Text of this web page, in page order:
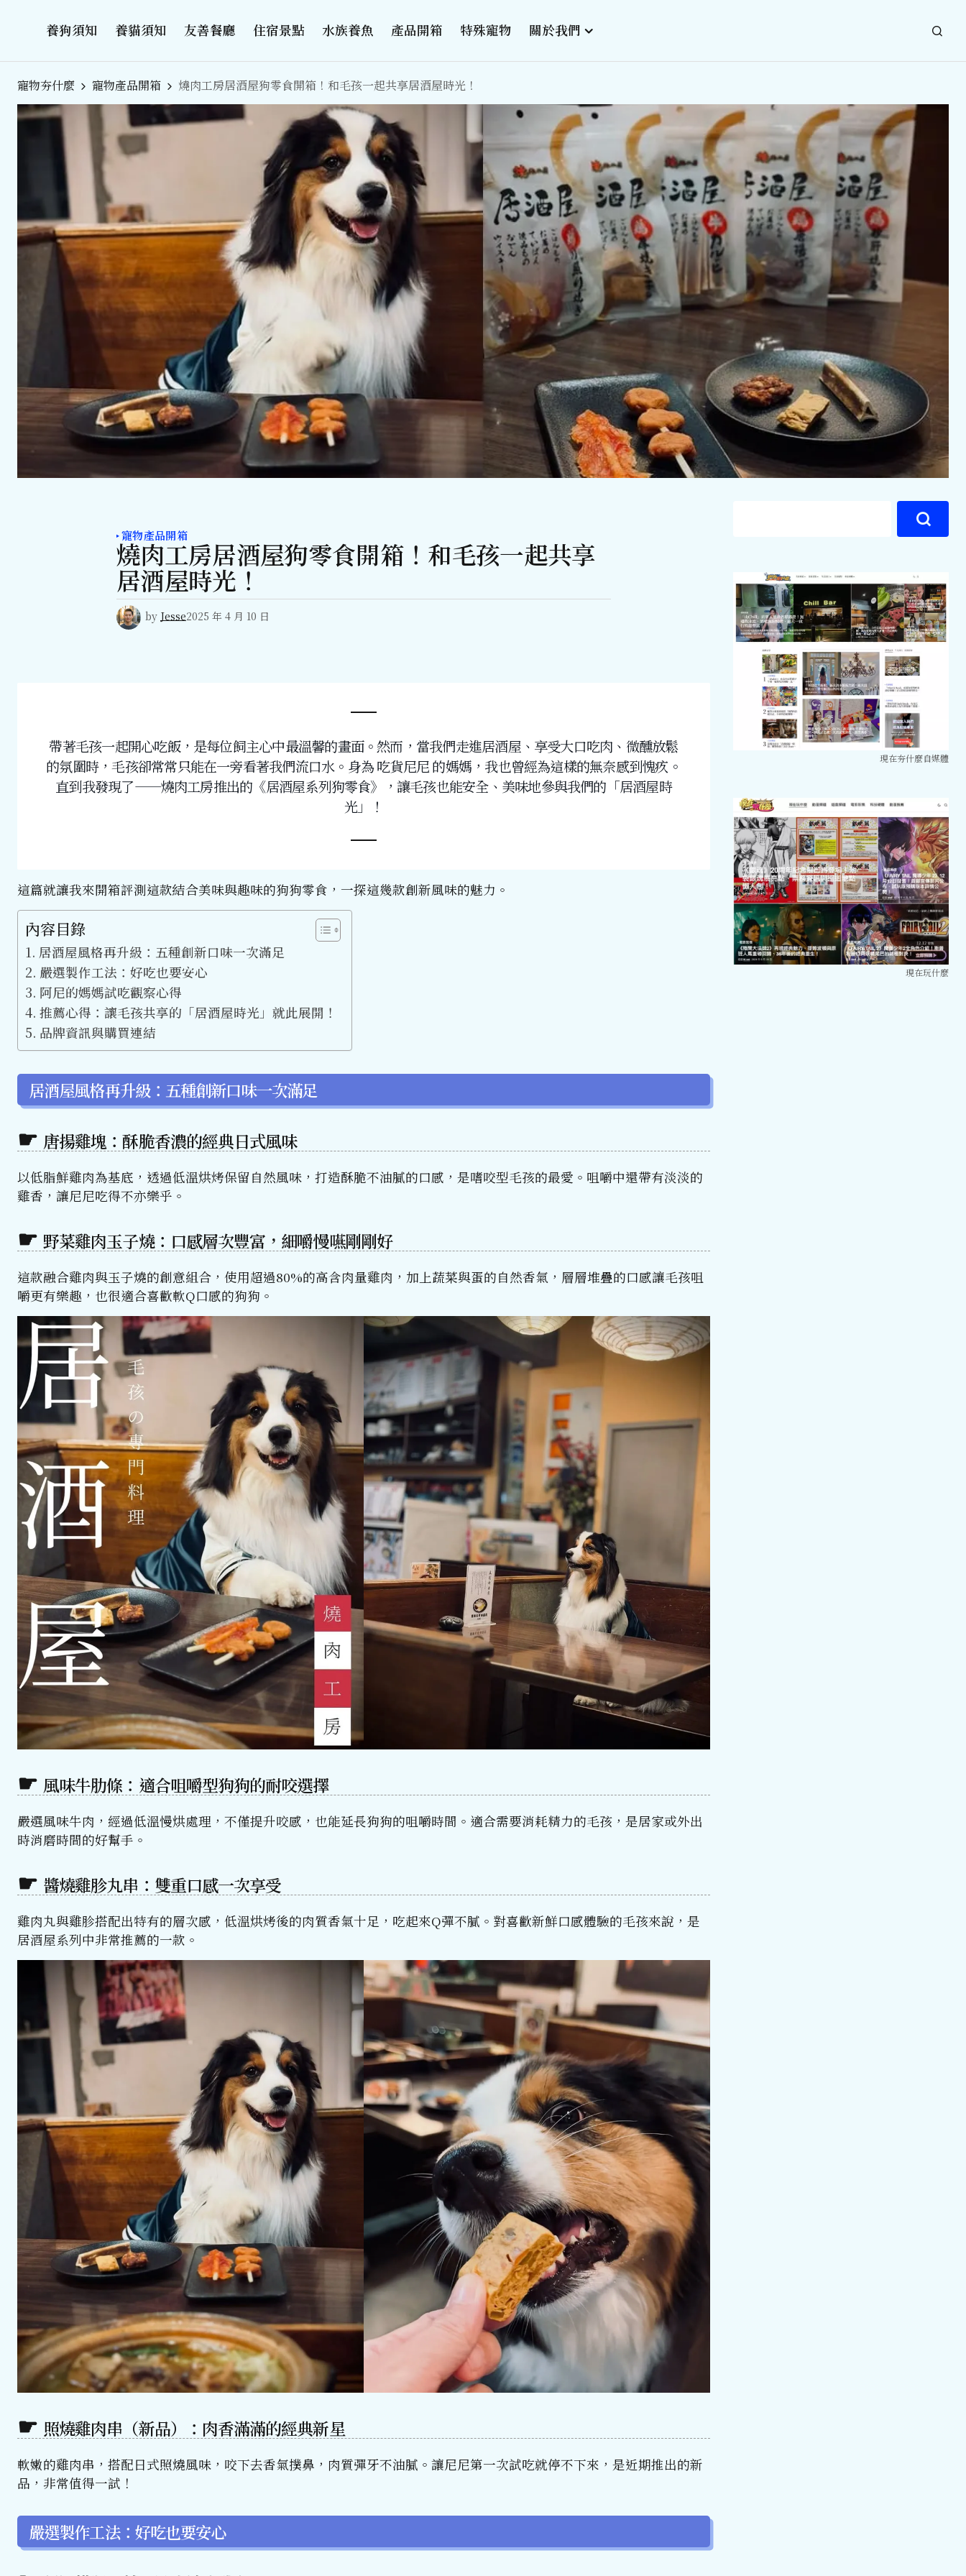
養狗須知 養貓須知 友善餐廳 住宿景點 水族養魚 產品開箱 特殊寵物 關於我們
寵物夯什麼 寵物產品開箱 燒肉工房居酒屋狗零食開箱！和毛孩一起共享居酒屋時光！
寵物產品開箱
燒肉工房居酒屋狗零食開箱！和毛孩一起共享
居酒屋時光！
by Jesse2025 年 4 月 10 日
帶著毛孩一起開心吃飯，是每位飼主心中最溫馨的畫面。然而，當我們走進居酒屋、享受大口吃肉、微醺放鬆
的氛圍時，毛孩卻常常只能在一旁看著我們流口水。身為 吃貨尼尼 的媽媽，我也曾經為這樣的無奈感到愧疚。
直到我發現了——燒肉工房推出的《居酒屋系列狗零食》，讓毛孩也能安全、美味地參與我們的「居酒屋時
光」！
這篇就讓我來開箱評測這款結合美味與趣味的狗狗零食，一探這幾款創新風味的魅力。
內容目錄
居酒屋風格再升級：五種創新口味一次滿足
嚴選製作工法：好吃也要安心
阿尼的媽媽試吃觀察心得
推薦心得：讓毛孩共享的「居酒屋時光」就此展開！
品牌資訊與購買連結
居酒屋風格再升級：五種創新口味一次滿足
唐揚雞塊：酥脆香濃的經典日式風味
以低脂鮮雞肉為基底，透過低溫烘烤保留自然風味，打造酥脆不油膩的口感，是嗜咬型毛孩的最愛。咀嚼中還帶有淡淡的
雞香，讓尼尼吃得不亦樂乎。
野菜雞肉玉子燒：口感層次豐富，細嚼慢嚥剛剛好
這款融合雞肉與玉子燒的創意組合，使用超過80%的高含肉量雞肉，加上蔬菜與蛋的自然香氣，層層堆疊的口感讓毛孩咀
嚼更有樂趣，也很適合喜歡軟Q口感的狗狗。
風味牛肋條：適合咀嚼型狗狗的耐咬選擇
嚴選風味牛肉，經過低溫慢烘處理，不僅提升咬感，也能延長狗狗的咀嚼時間。適合需要消耗精力的毛孩，是居家或外出
時消磨時間的好幫手。
醬燒雞胗丸串：雙重口感一次享受
雞肉丸與雞胗搭配出特有的層次感，低溫烘烤後的肉質香氣十足，吃起來Q彈不膩。對喜歡新鮮口感體驗的毛孩來說，是
居酒屋系列中非常推薦的一款。
照燒雞肉串（新品）：肉香滿滿的經典新星
軟嫩的雞肉串，搭配日式照燒風味，咬下去香氣撲鼻，肉質彈牙不油膩。讓尼尼第一次試吃就停不下來，是近期推出的新
品，非常值得一試！
嚴選製作工法：好吃也要安心
現在夯什麼自媒體
現在玩什麼